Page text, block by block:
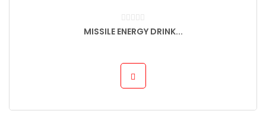
MISSILE ENERGY DRINK...